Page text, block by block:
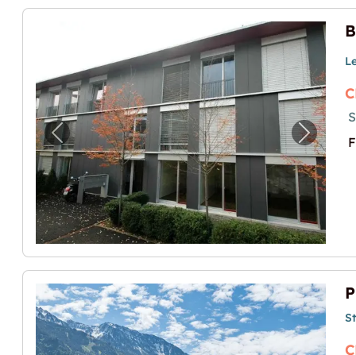
Previous image for "Bastelraum zuNext